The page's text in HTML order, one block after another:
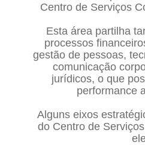
Centro de Serviços
Esta área partilha
processos
gestão de pessoas,
comunicação
jurídicos, o que
performance
Alguns eixos
do Centro de